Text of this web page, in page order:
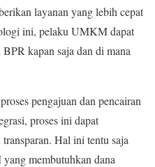
layanan yang lebih cepat
ini, pelaku UMKM dapat
kapan saja dan di mana
pengajuan dan pencairan
proses ini dapat
Hal ini tentu saja
membutuhkan dana